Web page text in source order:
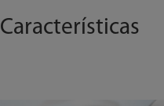
Características